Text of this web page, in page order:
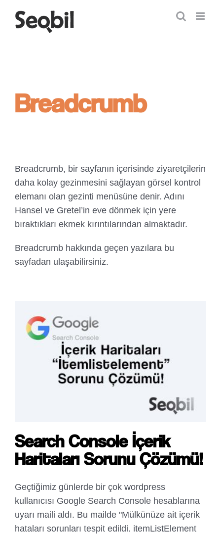
Breadcrumb
Breadcrumb, bir sayfanın içerisinde ziyaretçilerin
daha kolay gezinmesini sağlayan görsel kontrol
elemanı olan gezinti menüsüne denir. Adını
Hansel ve Gretel’in eve dönmek için yere
bıraktıkları ekmek kırıntılarından almaktadır.
Breadcrumb hakkında geçen yazılara bu
sayfadan ulaşabilirsiniz.
Search Console İçerik
Haritaları Sorunu Çözümü!
Geçtiğimiz günlerde bir çok wordpress
kullanıcısı Google Search Console hesablarına
uyarı maili aldı. Bu mailde "Mülkünüze ait içerik
hataları sorunları tespit edildi. itemListElement